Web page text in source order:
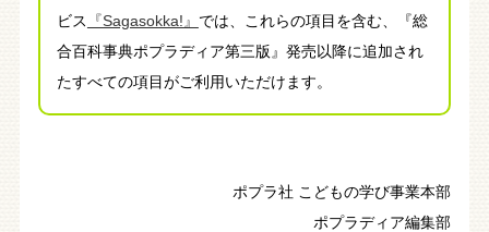
ビス
『Sagasokka!』 では、これらの項目を含む、『総
合百科事典ポプラディア第三版』発売以降に追加され
たすべての項目がご利用いただけます。
ポプラ社 こどもの学び事業本部
ポプラディア編集部